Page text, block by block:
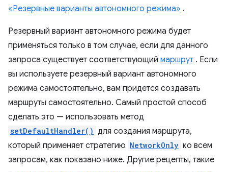
«Резервные варианты автономного режима» .
Резервный вариант автономного режима будет
применяться только в том случае, если для данного
запроса существует соответствующий маршрут . Если
вы используете резервный вариант автономного
режима самостоятельно, вам придется создавать
маршруты самостоятельно. Самый простой способ
сделать это — использовать метод
setDefaultHandler() для создания маршрута,
который применяет стратегию NetworkOnly ко всем
запросам, как показано ниже. Другие рецепты, такие